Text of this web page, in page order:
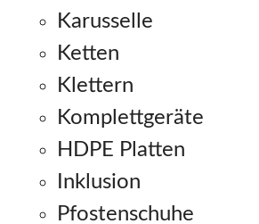
Karusselle
Ketten
Klettern
Komplettgeräte
HDPE Platten
Inklusion
Pfostenschuhe